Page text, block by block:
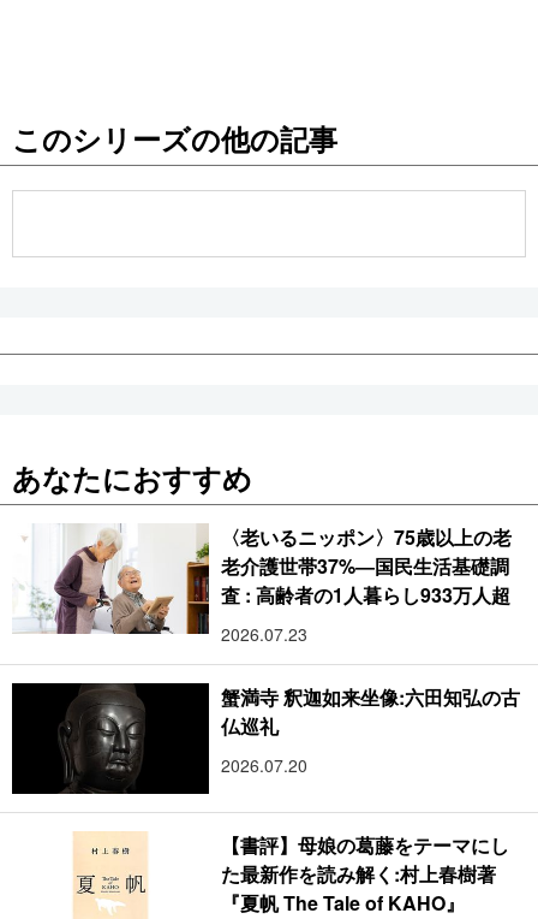
お知らせ
このシリーズの他の記事
あなたにおすすめ
〈老いるニッポン〉75歳以上の老
老介護世帯37%―国民生活基礎調
査 : 高齢者の1人暮らし933万人超
2026.07.23
蟹満寺 釈迦如来坐像:六田知弘の古
仏巡礼
2026.07.20
【書評】母娘の葛藤をテーマにし
た最新作を読み解く:村上春樹著
『夏帆 The Tale of KAHO』